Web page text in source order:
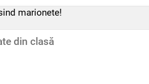
marionete!
din clasă